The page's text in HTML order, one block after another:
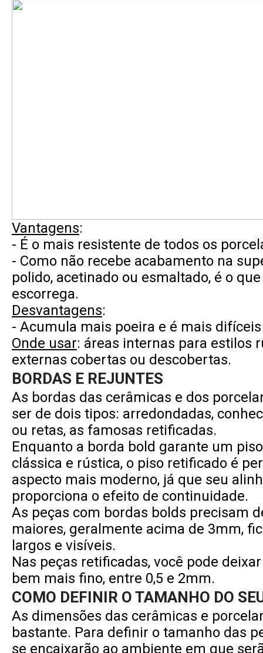
Vantagens:
- É o mais resistente de todos os
- Como não recebe acabamento na
polido, acetinado ou esmaltado, é o
escorrega.
Desvantagens:
- Acumula mais poeira e é mais
Onde usar: áreas internas para estilos
externas cobertas ou descobertas.
BORDAS E REJUNTES
As bordas das cerâmicas e dos
ser de dois tipos: arredondadas,
ou retas, as famosas retificadas.
Enquanto a borda bold garante um
clássica e rústica, o piso retificado é
aspecto mais moderno, já que seu
proporciona o efeito de continuidade.
As peças com bordas bolds precisam
maiores, geralmente acima de 3mm,
largos e visíveis.
Nas peças retificadas, você pode
bem mais fino, entre 0,5 e 2mm.
COMO DEFINIR O TAMANHO DO
As dimensões das cerâmicas e
bastante. Para definir o tamanho das
se encaixarão ao ambiente em que